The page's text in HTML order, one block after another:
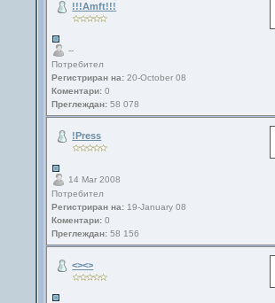
!!!Amft!!!
--
Потребител
Регистриран на: 20-October 08
Коментари: 0
Преглеждан: 58 078
!Press
14 Mar 2008
Потребител
Регистриран на: 19-January 08
Коментари: 0
Преглеждан: 58 156
<><>